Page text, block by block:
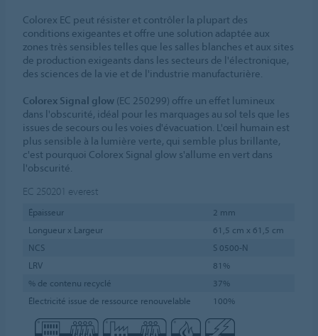
Colorex EC peut résister et contrôler la plupart des
conditions exigeantes et offre une solution adaptée aux
zones très sensibles telles que les salles blanches et aux sites
de production exigeants dans les secteurs de l'électronique,
des sciences de la vie et de l'industrie manufacturière.
Colorex Signal glow (EC 250299) offre un effet lumineux
dans l'obscurité, idéal pour les marquages au sol tels que les
issues de secours ou les voies d'évacuation. L'œil humain est
plus sensible à la lumière verte, qui semble plus brillante,
c'est pourquoi Colorex Signal glow s'allume en vert dans
l'obscurité.
EC 250201 everest
Épaisseur
2 mm
Longueur x Largeur
61,5 cm x 61,5 cm
NCS
S 0500-N
LRV
81%
% de contenu recyclé
37%
Électricité issue de ressource renouvelable
100%